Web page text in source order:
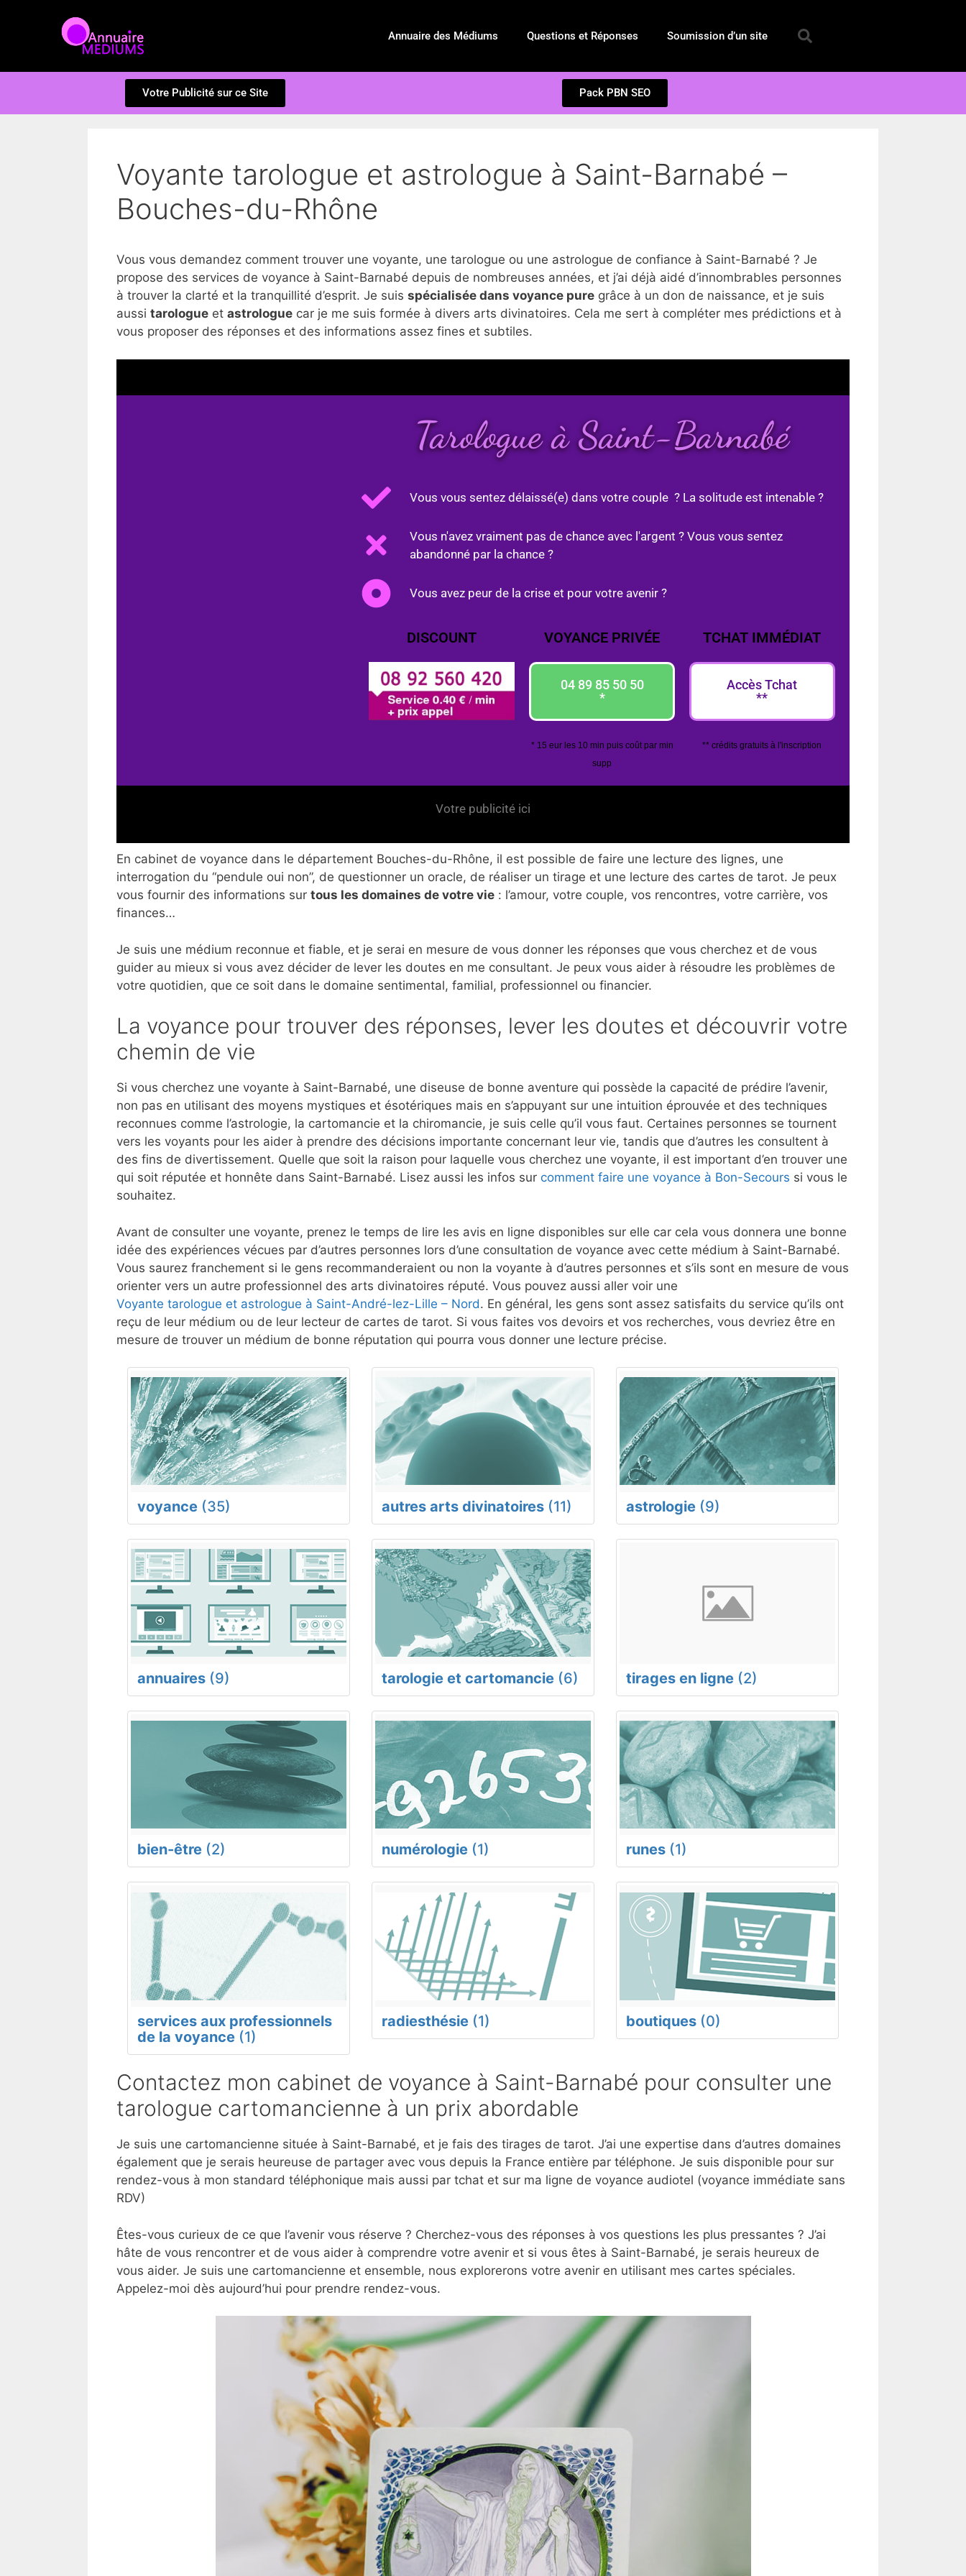
Annuaire des Médiums Questions et Réponses Soumission d’un site
Votre Publicité sur ce Site Pack PBN SEO
Voyante tarologue et astrologue à Saint-Barnabé –
Bouches-du-Rhône
Vous vous demandez comment trouver une voyante, une tarologue ou une astrologue de confiance à Saint-Barnabé ? Je
propose des services de voyance à Saint-Barnabé depuis de nombreuses années, et j’ai déjà aidé d’innombrables personnes
à trouver la clarté et la tranquillité d’esprit. Je suis spécialisée dans voyance pure grâce à un don de naissance, et je suis
aussi tarologue et astrologue car je me suis formée à divers arts divinatoires. Cela me sert à compléter mes prédictions et à
vous proposer des réponses et des informations assez fines et subtiles.
Tarologue à Saint-Barnabé
Vous vous sentez délaissé(e) dans votre couple ? La solitude est intenable ?
Vous n'avez vraiment pas de chance avec l'argent ? Vous vous sentez
abandonné par la chance ?
Vous avez peur de la crise et pour votre avenir ?
DISCOUNT VOYANCE PRIVÉE
04 89 85 50 50
*
* 15 eur les 10 min puis coût par min
supp
TCHAT IMMÉDIAT
Accès Tchat
**
** crédits gratuits à l'inscription
Votre publicité ici
En cabinet de voyance dans le département Bouches-du-Rhône, il est possible de faire une lecture des lignes, une
interrogation du “pendule oui non”, de questionner un oracle, de réaliser un tirage et une lecture des cartes de tarot. Je peux
vous fournir des informations sur tous les domaines de votre vie : l’amour, votre couple, vos rencontres, votre carrière, vos
finances…
Je suis une médium reconnue et fiable, et je serai en mesure de vous donner les réponses que vous cherchez et de vous
guider au mieux si vous avez décider de lever les doutes en me consultant. Je peux vous aider à résoudre les problèmes de
votre quotidien, que ce soit dans le domaine sentimental, familial, professionnel ou financier.
La voyance pour trouver des réponses, lever les doutes et découvrir votre
chemin de vie
Si vous cherchez une voyante à Saint-Barnabé, une diseuse de bonne aventure qui possède la capacité de prédire l’avenir,
non pas en utilisant des moyens mystiques et ésotériques mais en s’appuyant sur une intuition éprouvée et des techniques
reconnues comme l’astrologie, la cartomancie et la chiromancie, je suis celle qu’il vous faut. Certaines personnes se tournent
vers les voyants pour les aider à prendre des décisions importante concernant leur vie, tandis que d’autres les consultent à
des fins de divertissement. Quelle que soit la raison pour laquelle vous cherchez une voyante, il est important d’en trouver une
qui soit réputée et honnête dans Saint-Barnabé. Lisez aussi les infos sur comment faire une voyance à Bon-Secours si vous le
souhaitez.
Avant de consulter une voyante, prenez le temps de lire les avis en ligne disponibles sur elle car cela vous donnera une bonne
idée des expériences vécues par d’autres personnes lors d’une consultation de voyance avec cette médium à Saint-Barnabé.
Vous saurez franchement si le gens recommanderaient ou non la voyante à d’autres personnes et s’ils sont en mesure de vous
orienter vers un autre professionnel des arts divinatoires réputé. Vous pouvez aussi aller voir une
Voyante tarologue et astrologue à Saint-André-lez-Lille – Nord. En général, les gens sont assez satisfaits du service qu’ils ont
reçu de leur médium ou de leur lecteur de cartes de tarot. Si vous faites vos devoirs et vos recherches, vous devriez être en
mesure de trouver un médium de bonne réputation qui pourra vous donner une lecture précise.
voyance (35) autres arts divinatoires (11) astrologie (9)
annuaires (9) tarologie et cartomancie (6) tirages en ligne (2)
bien-être (2) numérologie (1) runes (1)
services aux professionnels
de la voyance (1)
radiesthésie (1) boutiques (0)
Contactez mon cabinet de voyance à Saint-Barnabé pour consulter une
tarologue cartomancienne à un prix abordable
Je suis une cartomancienne située à Saint-Barnabé, et je fais des tirages de tarot. J’ai une expertise dans d’autres domaines
également que je serais heureuse de partager avec vous depuis la France entière par téléphone. Je suis disponible pour sur
rendez-vous à mon standard téléphonique mais aussi par tchat et sur ma ligne de voyance audiotel (voyance immédiate sans
RDV)
Êtes-vous curieux de ce que l’avenir vous réserve ? Cherchez-vous des réponses à vos questions les plus pressantes ? J’ai
hâte de vous rencontrer et de vous aider à comprendre votre avenir et si vous êtes à Saint-Barnabé, je serais heureux de
vous aider. Je suis une cartomancienne et ensemble, nous explorerons votre avenir en utilisant mes cartes spéciales.
Appelez-moi dès aujourd’hui pour prendre rendez-vous.